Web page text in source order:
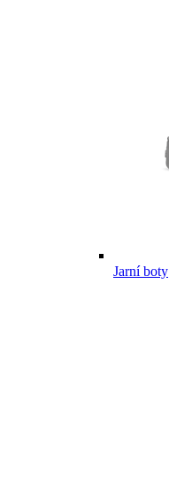
Jarní boty